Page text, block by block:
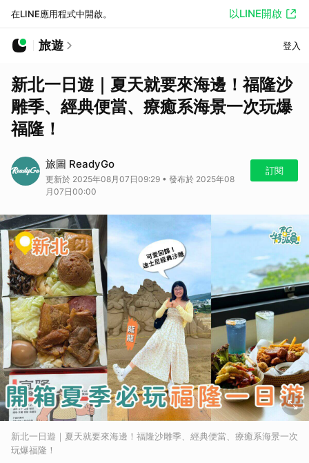
在LINE應用程式中開啟。 以LINE開啟
旅遊 登入
新北一日遊｜夏天就要來海邊！福隆沙
雕季、經典便當、療癒系海景一次玩爆
福隆！
旅圖 ReadyGo
更新於 2025年08月07日09:29 • 發布於 2025年08
月07日00:00
訂閱
新北一日遊｜夏天就要來海邊！福隆沙雕季、經典便當、療癒系海景一次
玩爆福隆！